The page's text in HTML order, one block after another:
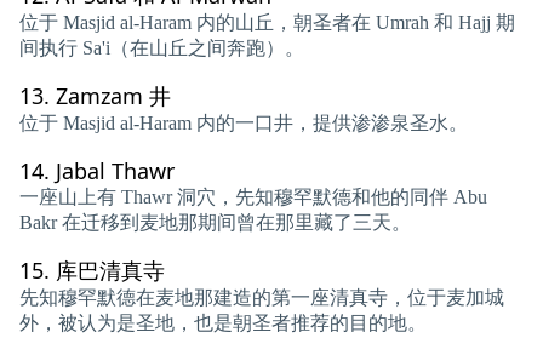
位于 Masjid al-Haram 内的山丘，朝圣者在 Umrah 和 Hajj 期
间执行 Sa'i（在山丘之间奔跑）。
13. Zamzam 井
位于 Masjid al-Haram 内的一口井，提供渗渗泉圣水。
14. Jabal Thawr
一座山上有 Thawr 洞穴，先知穆罕默德和他的同伴 Abu
Bakr 在迁移到麦地那期间曾在那里藏了三天。
15. 库巴清真寺
先知穆罕默德在麦地那建造的第一座清真寺，位于麦加城
外，被认为是圣地，也是朝圣者推荐的目的地。